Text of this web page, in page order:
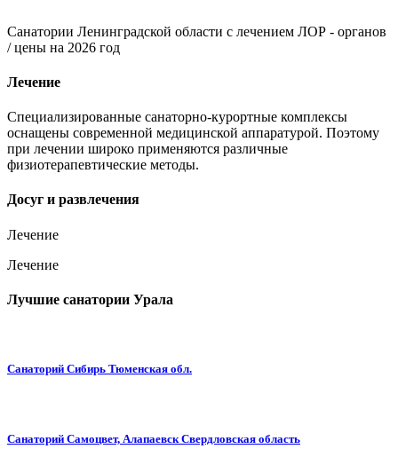
Санатории Ленинградской области с лечением ЛОР - органов
/ цены на 2026 год
Лечение
Специализированные санаторно-курортные комплексы
оснащены современной медицинской аппаратурой. Поэтому
при лечении широко применяются различные
физиотерапевтические методы.
Досуг и развлечения
Лечение
Лечение
Лучшие санатории Урала
Санаторий Сибирь Тюменская обл.
Санаторий Самоцвет, Алапаевск Свердловская область